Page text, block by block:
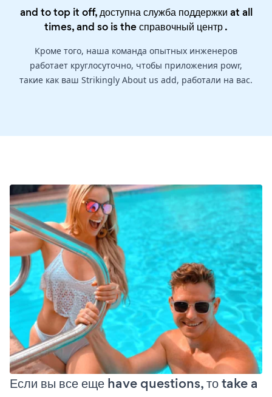
and to top it off, доступна служба поддержки at all
times, and so is theсправочный центр.
Кроме того, наша команда опытных инженеров
работает круглосуточно, чтобы приложения powr,
такие как ваш Strikingly About us add, работали на вас.
Если вы все еще have questions, то take a